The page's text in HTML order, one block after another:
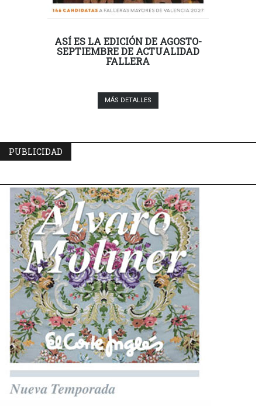
ASÍ ES LA EDICIÓN DE AGOSTO-
SEPTIEMBRE DE ACTUALIDAD
FALLERA
MÁS DETALLES
PUBLICIDAD